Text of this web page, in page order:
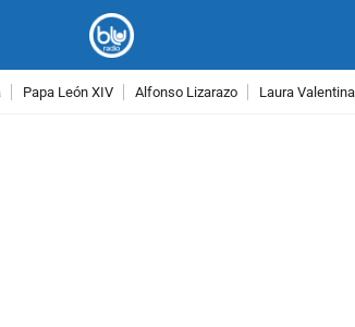
Papa León XIV Alfonso Lizarazo Laura